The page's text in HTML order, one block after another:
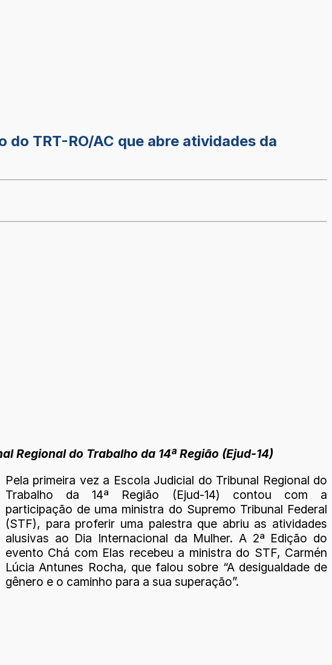
TRT-RO/AC que abre atividades da
Regional do Trabalho da 14ª Região (Ejud-14)
Pela primeira vez a Escola Judicial do Tribunal Regional do
Trabalho da 14ª Região (Ejud-14) contou com a
participação de uma ministra do Supremo Tribunal Federal
(STF), para proferir uma palestra que abriu as atividades
alusivas ao Dia Internacional da Mulher. A 2ª Edição do
evento Chá com Elas recebeu a ministra do STF, Carmén
Lúcia Antunes Rocha, que falou sobre “A desigualdade de
gênero e o caminho para a sua superação”.